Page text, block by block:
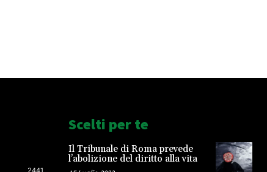
2441
Scelti per te
Il Tribunale di Roma prevede
l’abolizione del diritto alla vita